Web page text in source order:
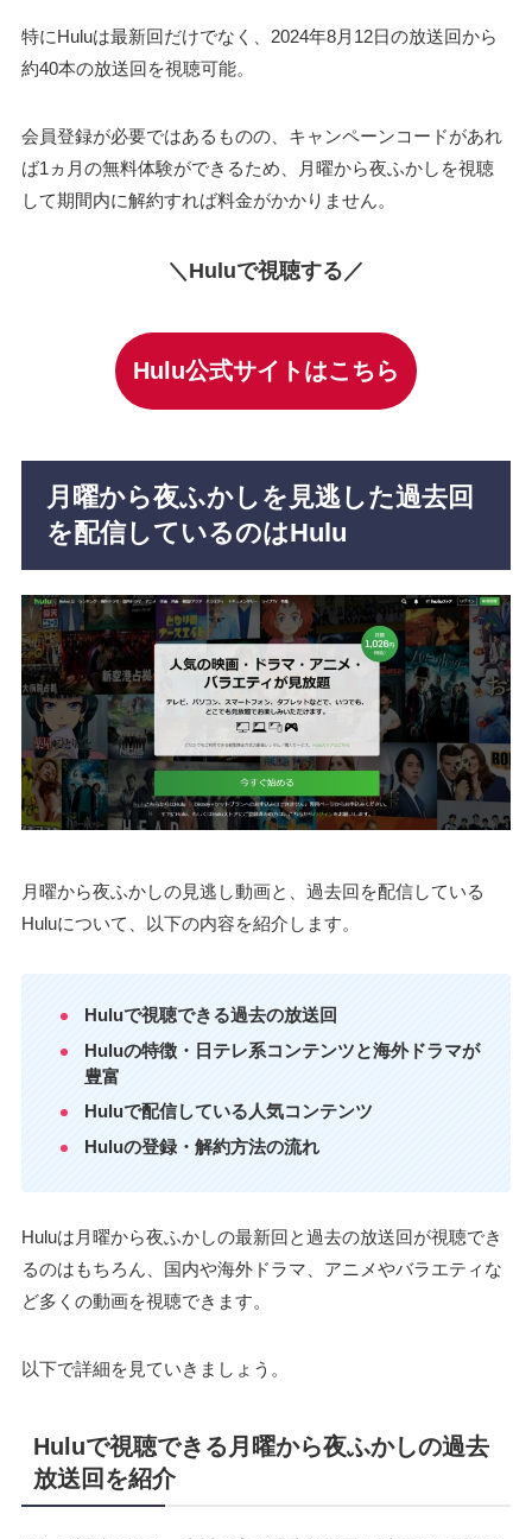
特にHuluは最新回だけでなく、2024年8月12日の放送回から
約40本の放送回を視聴可能。
会員登録が必要ではあるものの、キャンペーンコードがあれ
ば1ヵ月の無料体験ができるため、月曜から夜ふかしを視聴
して期間内に解約すれば料金がかかりません。
＼Huluで視聴する／
Hulu公式サイトはこちら
月曜から夜ふかしを見逃した過去回
を配信しているのはHulu
月曜から夜ふかしの見逃し動画と、過去回を配信している
Huluについて、以下の内容を紹介します。
Huluで視聴できる過去の放送回
Huluの特徴・日テレ系コンテンツと海外ドラマが
豊富
Huluで配信している人気コンテンツ
Huluの登録・解約方法の流れ
Huluは月曜から夜ふかしの最新回と過去の放送回が視聴でき
るのはもちろん、国内や海外ドラマ、アニメやバラエティな
ど多くの動画を視聴できます。
以下で詳細を見ていきましょう。
Huluで視聴できる月曜から夜ふかしの過去
放送回を紹介